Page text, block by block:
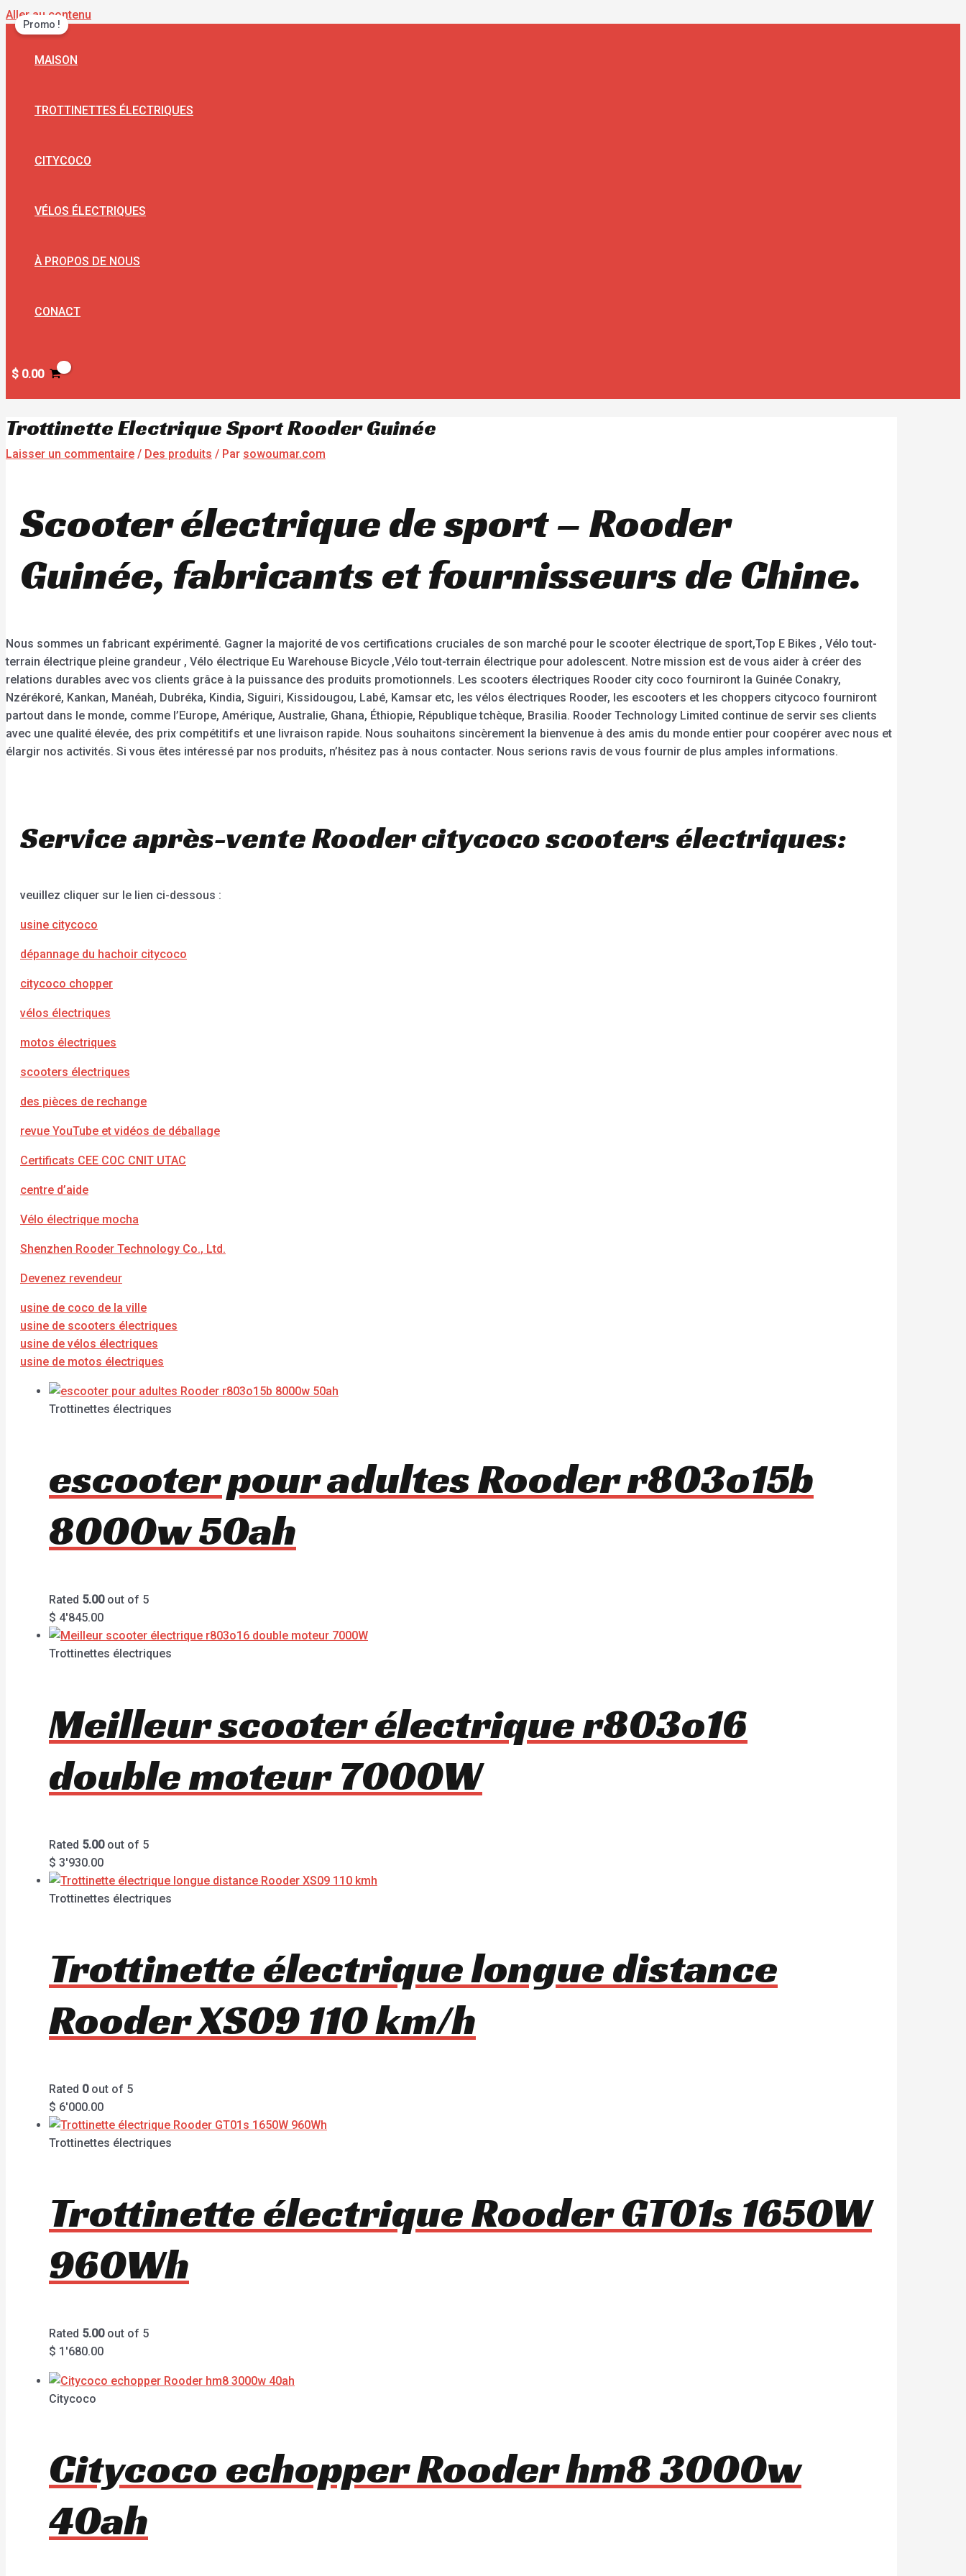
Aller au contenu
MAISON
TROTTINETTES ÉLECTRIQUES
CITYCOCO
VÉLOS ÉLECTRIQUES
À PROPOS DE NOUS
CONACT
$ 0.00
Trottinette Electrique Sport Rooder Guinée
Laisser un commentaire / Des produits / Par sowoumar.com
Scooter électrique de sport – Rooder
Guinée, fabricants et fournisseurs de Chine.
Nous sommes un fabricant expérimenté. Gagner la majorité de vos certifications cruciales de son marché pour le scooter électrique de sport,Top E Bikes , Vélo tout-
terrain électrique pleine grandeur , Vélo électrique Eu Warehouse Bicycle ,Vélo tout-terrain électrique pour adolescent. Notre mission est de vous aider à créer des
relations durables avec vos clients grâce à la puissance des produits promotionnels. Les scooters électriques Rooder city coco fourniront la Guinée Conakry,
Nzérékoré, Kankan, Manéah, Dubréka, Kindia, Siguiri, Kissidougou, Labé, Kamsar etc, les vélos électriques Rooder, les escooters et les choppers citycoco fourniront
partout dans le monde, comme l’Europe, Amérique, Australie, Ghana, Éthiopie, République tchèque, Brasilia. Rooder Technology Limited continue de servir ses clients
avec une qualité élevée, des prix compétitifs et une livraison rapide. Nous souhaitons sincèrement la bienvenue à des amis du monde entier pour coopérer avec nous et
élargir nos activités. Si vous êtes intéressé par nos produits, n’hésitez pas à nous contacter. Nous serions ravis de vous fournir de plus amples informations.
Service après-vente Rooder citycoco scooters électriques:
veuillez cliquer sur le lien ci-dessous :
usine citycoco
dépannage du hachoir citycoco
citycoco chopper
vélos électriques
motos électriques
scooters électriques
des pièces de rechange
revue YouTube et vidéos de déballage
Certificats CEE COC CNIT UTAC
centre d’aide
Vélo électrique mocha
Shenzhen Rooder Technology Co., Ltd.
Devenez revendeur
usine de coco de la ville
usine de scooters électriques
usine de vélos électriques
usine de motos électriques
Trottinettes électriques
escooter pour adultes Rooder r803o15b
8000w 50ah
Rated 5.00out of 5
$ 4'845.00
Trottinettes électriques
Meilleur scooter électrique r803o16
double moteur 7000W
Rated 5.00out of 5
$ 3'930.00
Trottinettes électriques
Trottinette électrique longue distance
Rooder XS09 110 km/h
Rated 0out of 5
$ 6'000.00
Trottinettes électriques
Trottinette électrique Rooder GT01s 1650W
960Wh
Rated 5.00out of 5
$ 1'680.00
Citycoco
Citycoco echopper Rooder hm8 3000w
40ah
Promo !